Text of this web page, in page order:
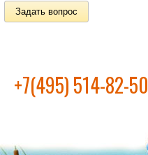
Задать вопрос
+7(495) 514-82-50